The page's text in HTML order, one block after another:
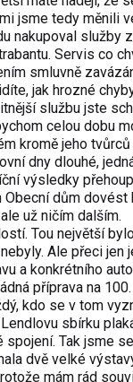
jsme tedy měnili
nakupoval služby
Servis co
smluvně
jak hrozné
službu jste
celou dobu
kromě jeho
dny dlouhé,
výsledky
dům
už ničím dalším.
Tou největší
Ale přeci
a konkrétního
příprava na
kdo se v tom
sbírku
Tak jsme
dvě velké
mám rád